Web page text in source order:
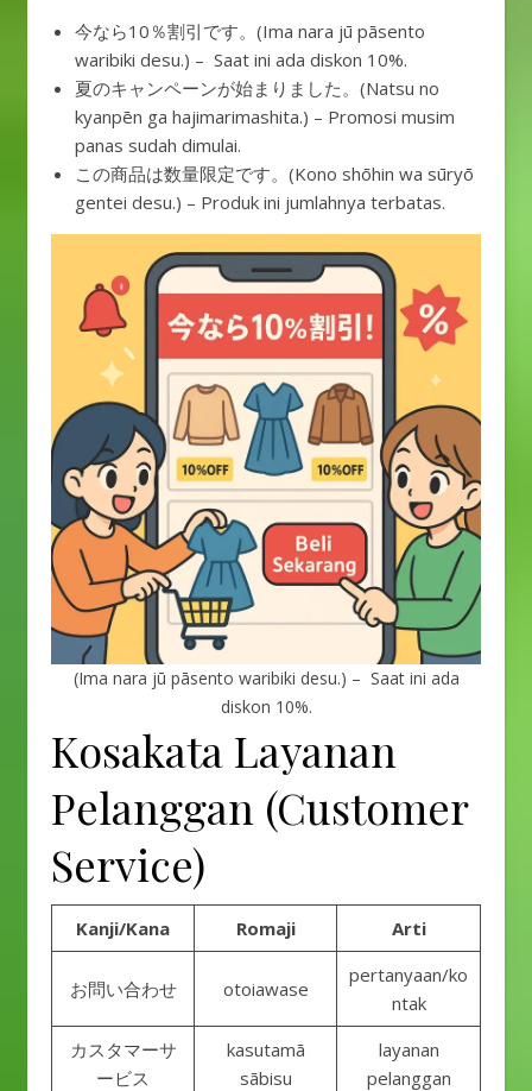
今なら10％割引です。(Ima nara jū pāsento
waribiki desu.) – Saat ini ada diskon 10%.
夏のキャンペーンが始まりました。(Natsu no
kyanpēn ga hajimarimashita.) – Promosi musim
panas sudah dimulai.
この商品は数量限定です。(Kono shōhin wa sūryō
gentei desu.) – Produk ini jumlahnya terbatas.
(Ima nara jū pāsento waribiki desu.) – Saat ini ada
diskon 10%.
Kosakata Layanan
Pelanggan (Customer
Service)
Kanji/Kana Romaji Arti
お問い合わせ otoiawase
pertanyaan/ko
ntak
カスタマーサ
ービス
kasutamā
sābisu
layanan
pelanggan